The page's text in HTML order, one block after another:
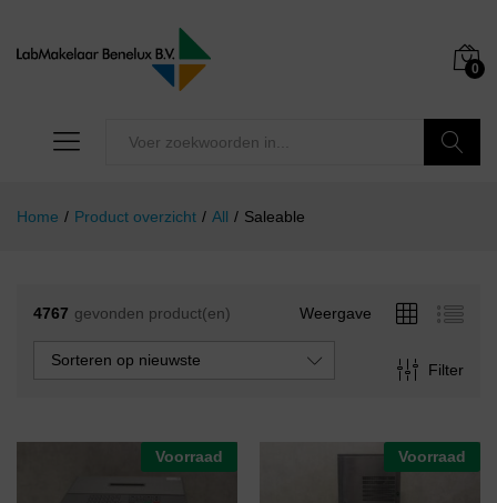
0
Home / Product overzicht / All / Saleable
4767 gevonden product(en) Weergave
Filter
Sorteren op nieuwste
Voorraad Voorraad